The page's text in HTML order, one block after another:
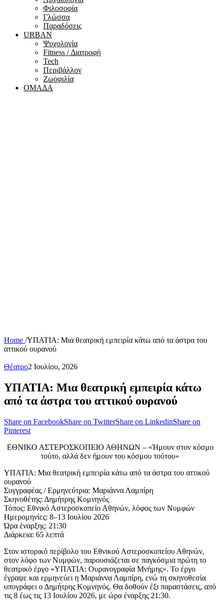
Φιλοσοφία
Γλώσσα
Παραδόσεις
URBAN
Ψυχολογία
Fitness / Διατροφή
Tech
Περιβάλλον
Ζωοφιλία
ΟΜΑΔΑ
Home /ΥΠΑΤΙΑ: Μια θεατρική εμπειρία κάτω από τα άστρα του
αττικού ουρανού
Θέατρο2 Ιουλίου, 2026
ΥΠΑΤΙΑ: Μια θεατρική εμπειρία κάτω
από τα άστρα του αττικού ουρανού
Share on FacebookShare on TwitterShare on LinkedinShare on
Pinterest
ΕΘΝΙΚΟ ΑΣΤΕΡΟΣΚΟΠΕΙΟ ΑΘΗΝΩΝ – «Ήμουν στον κόσμο
τούτο, αλλά δεν ήμουν του κόσμου τούτου»
ΥΠΑΤΙΑ: Μια θεατρική εμπειρία κάτω από τα άστρα του αττικού
ουρανού
Συγγραφέας / Ερμηνεύτρια: Μαριάννα Λαμπίρη
Σκηνοθέτης: Δημήτρης Κομνηνός
Τόπος: Εθνικό Αστεροσκοπείο Αθηνών, λόφος των Νυμφών
Ημερομηνίες: 8–13 Ιουλίου 2026
Ώρα έναρξης: 21:30
Διάρκεια: 65 λεπτά
Στον ιστορικό περίβολο του Εθνικού Αστεροσκοπείου Αθηνών,
στον λόφο των Νυμφών, παρουσιάζεται σε παγκόσμια πρώτη το
θεατρικό έργο «ΥΠΑΤΙΑ: Ουρανογραφία Μνήμης». Το έργο
έγραψε και ερμηνεύει η Μαριάννα Λαμπίρη, ενώ τη σκηνοθεσία
υπογράφει ο Δημήτρης Κομνηνός. Θα δοθούν έξι παραστάσεις, από
τις 8 έως τις 13 Ιουλίου 2026, με ώρα έναρξης 21:30.